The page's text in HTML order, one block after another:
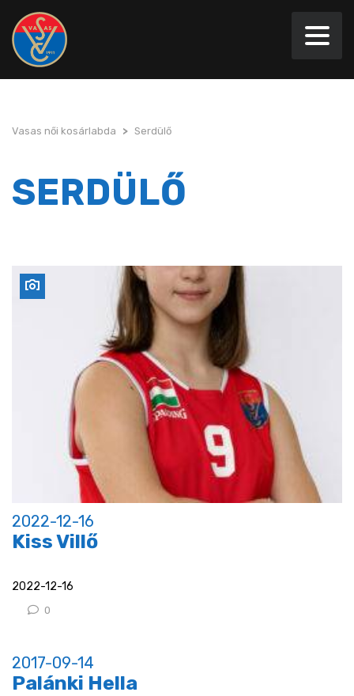
Vasas női kosárlabda > Serdülő
SERDÜLŐ
2022-12-16
Kiss Villő
2022-12-16
0
2017-09-14
Palánki Hella